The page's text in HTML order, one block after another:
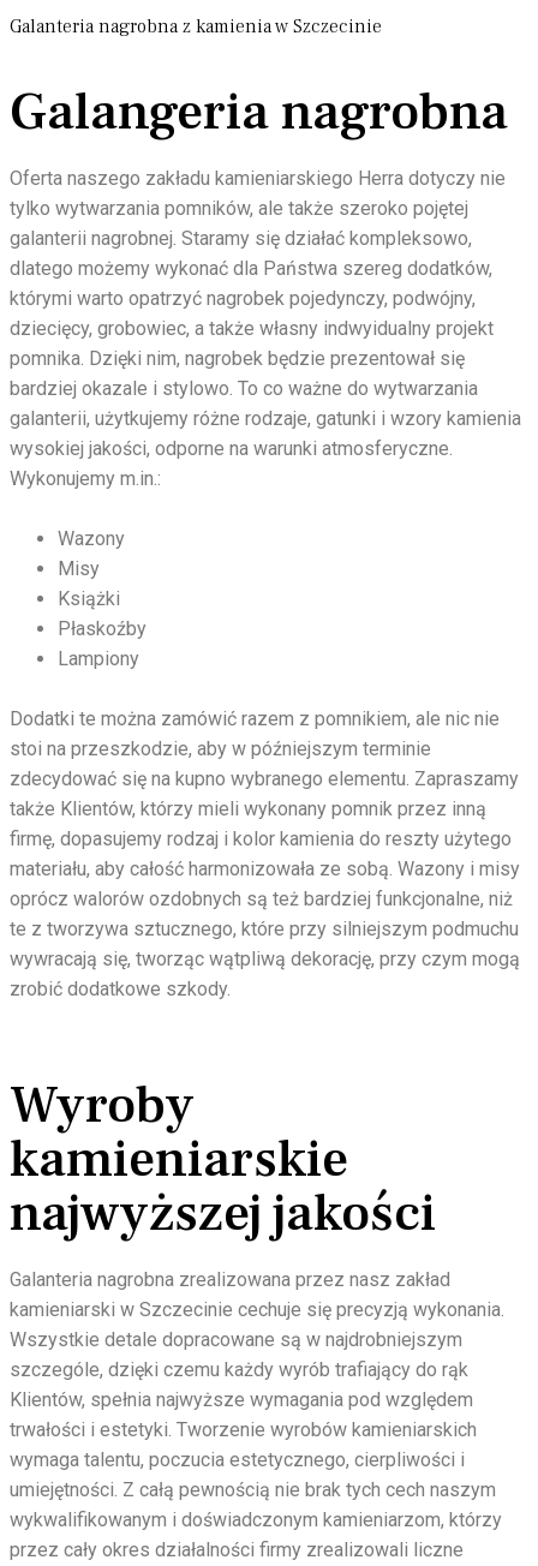
Galanteria nagrobna z kamienia w Szczecinie
Galangeria nagrobna
Oferta naszego zakładu kamieniarskiego Herra dotyczy nie
tylko wytwarzania pomników, ale także szeroko pojętej
galanterii nagrobnej. Staramy się działać kompleksowo,
dlatego możemy wykonać dla Państwa szereg dodatków,
którymi warto opatrzyć nagrobek pojedynczy, podwójny,
dziecięcy, grobowiec, a także własny indwyidualny projekt
pomnika. Dzięki nim, nagrobek będzie prezentował się
bardziej okazale i stylowo. To co ważne do wytwarzania
galanterii, użytkujemy różne rodzaje, gatunki i wzory kamienia
wysokiej jakości, odporne na warunki atmosferyczne.
Wykonujemy m.in.:
Wazony
Misy
Książki
Płaskoźby
Lampiony
Dodatki te można zamówić razem z pomnikiem, ale nic nie
stoi na przeszkodzie, aby w późniejszym terminie
zdecydować się na kupno wybranego elementu. Zapraszamy
także Klientów, którzy mieli wykonany pomnik przez inną
firmę, dopasujemy rodzaj i kolor kamienia do reszty użytego
materiału, aby całość harmonizowała ze sobą. Wazony i misy
oprócz walorów ozdobnych są też bardziej funkcjonalne, niż
te z tworzywa sztucznego, które przy silniejszym podmuchu
wywracają się, tworząc wątpliwą dekorację, przy czym mogą
zrobić dodatkowe szkody.
Wyroby
kamieniarskie
najwyższej jakości
Galanteria nagrobna zrealizowana przez nasz zakład
kamieniarski w Szczecinie cechuje się precyzją wykonania.
Wszystkie detale dopracowane są w najdrobniejszym
szczególe, dzięki czemu każdy wyrób trafiający do rąk
Klientów, spełnia najwyższe wymagania pod względem
trwałości i estetyki. Tworzenie wyrobów kamieniarskich
wymaga talentu, poczucia estetycznego, cierpliwości i
umiejętności. Z całą pewnością nie brak tych cech naszym
wykwalifikowanym i doświadczonym kamieniarzom, którzy
przez cały okres działalności firmy zrealizowali liczne